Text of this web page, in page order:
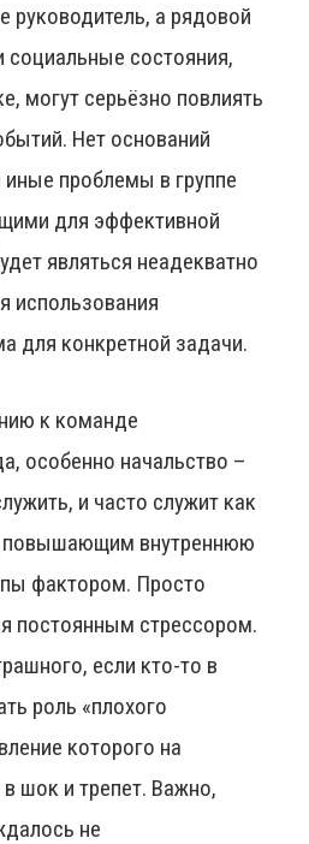
руководитель, а рядовой
социальные состояния,
могут серьёзно повлиять
Нет оснований
иные проблемы в группе
для эффективной
являться неадекватно
использования
для конкретной задачи.
к команде
особенно начальство –
и часто служит как
повышающим внутреннюю
фактором. Просто
постоянным стрессором.
если кто-то в
роль «плохого
которого на
шок и трепет. Важно,
не